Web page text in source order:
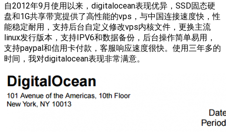
自2012年9月使用以来，digitalocean表现优异，SSD固态硬
盘和1G共享带宽提供了高性能的vps，与中国连接速度快，性
能稳定耐用，支持后台自定义修改vps内核文件，更换主流
linux发行版本，支持IPV6和数据备份，后台操作简单易用，
支持paypal和信用卡付款，客服响应速度很快。使用三年多的
时间，我对digitalocean表现非常满意。